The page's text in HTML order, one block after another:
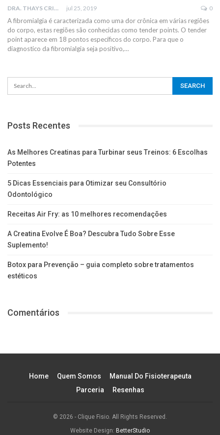
DRA. THAYS CRISTINA RODRIGUES jul 25, 2019 0
A fibromialgia é caracterizada como uma dor crônica em várias regiões
do corpo, estas regiões são conhecidas como tender points. O tender
point aparece em 18 pontos específicos do corpo. Para que o
diagnostico da fibromialgia seja positivo,…
Posts Recentes
As Melhores Creatinas para Turbinar seus Treinos: 6 Escolhas
Potentes
5 Dicas Essenciais para Otimizar seu Consultório
Odontológico
Receitas Air Fry: as 10 melhores recomendações
A Creatina Evolve É Boa? Descubra Tudo Sobre Esse
Suplemento!
Botox para Prevenção – guia completo sobre tratamentos
estéticos
Comentários
Home Quem Somos
Manual Do Fisioterapeuta
Parceria
Resenhas
© 2026 - Clique Fisio. All Rights Reserved.
Website Design: BetterStudio